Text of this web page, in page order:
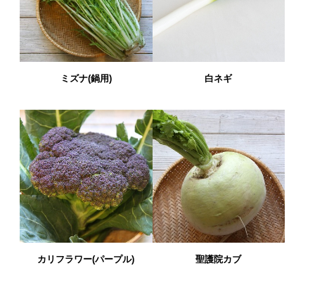
ミズナ(鍋用) 白ネギ
カリフラワー(パープル) 聖護院カブ